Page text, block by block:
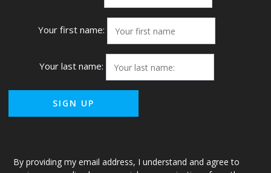
Your first name:
Your last name:
By providing my email address, I understand and agree to